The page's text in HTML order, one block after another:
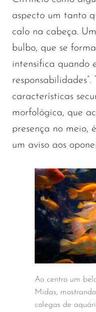
aspecto um tanto
calo na cabeça.
bulbo, que se
intensifica quando
características
morfológica, que
presença no meio,
um aviso aos
Ao centro um
Midas,
colegas de